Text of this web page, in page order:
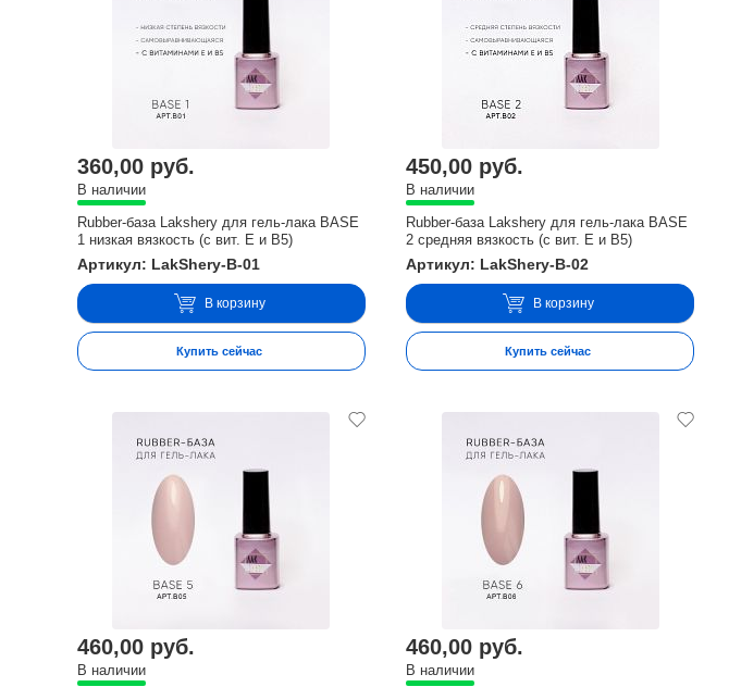
360,00 руб.
В наличии
Rubber-база Lakshery для гель-лака BASE
1 низкая вязкость (с вит. E и В5)
Артикул: LakShery-B-01
В корзину
Купить сейчас
450,00 руб.
В наличии
Rubber-база Lakshery для гель-лака BASE
2 средняя вязкость (с вит. E и В5)
Артикул: LakShery-B-02
В корзину
Купить сейчас
460,00 руб.
В наличии
460,00 руб.
В наличии